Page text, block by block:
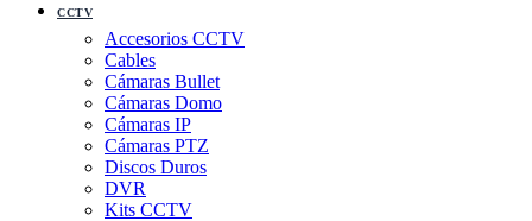
CCTV
Accesorios CCTV
Cables
Cámaras Bullet
Cámaras Domo
Cámaras IP
Cámaras PTZ
Discos Duros
DVR
Kits CCTV